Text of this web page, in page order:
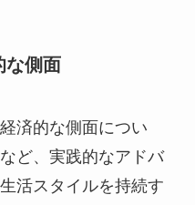
な側面
済的な側面につい
ど、実践的なアドバ
活スタイルを持続す